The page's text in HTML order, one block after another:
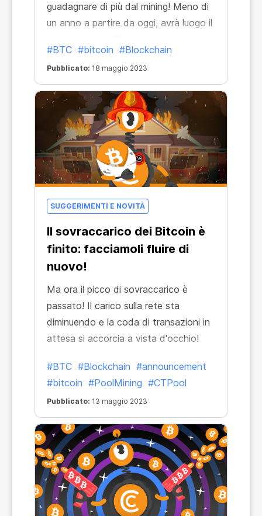
guadagnare di più dal mining! Meno di
un anno a partire da oggi, avrà luogo il
premi del mining. Ma oggi hai una
grande opportunità, ecco perché:
#BTC #bitcoin #Blockchain
Pubblicato: 18 maggio 2023
SUGGERIMENTI E NOVITÀ
Il sovraccarico dei Bitcoin è
finito: facciamoli fluire di
nuovo!
Ma ora il picco di sovraccarico è
passato! Il carico sulla rete sta
diminuendo e la coda di transazioni in
attesa si accorcia a vista d'occhio!
#BTC #Blockchain #announcement
#bitcoin #PoolMining #CTPool
Pubblicato: 13 maggio 2023